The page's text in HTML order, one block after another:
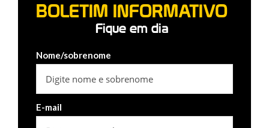
BOLETIM INFORMATIVO
Fique em dia
Nome/sobrenome
E-mail